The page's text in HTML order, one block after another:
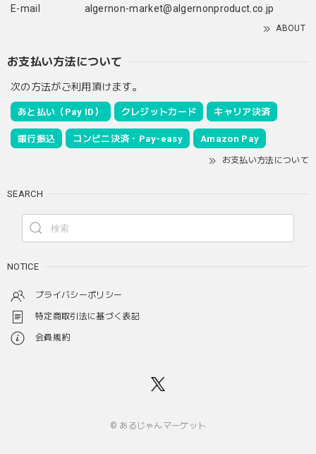
E-mail
algernon-market@algernonproduct.co.jp
ABOUT
お支払い方法について
次の方法がご利用頂けます。
あと払い（Pay ID） クレジットカード キャリア決済
銀行振込 コンビニ決済・Pay-easy Amazon Pay
お支払い方法について
SEARCH
NOTICE
プライバシーポリシー
特定商取引法に基づく表記
会員規約
© あるじゃんマーケット